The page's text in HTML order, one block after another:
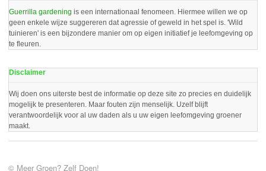
Guerrilla gardening is een internationaal fenomeen. Hiermee willen we op
geen enkele wijze suggereren dat agressie of geweld in het spel is. 'Wild
tuinieren' is een bijzondere manier om op eigen initiatief je leefomgeving op
te fleuren.
Disclaimer
Wij doen ons uiterste best de informatie op deze site zo precies en duidelijk
mogelijk te presenteren. Maar fouten zijn menselijk. Uzelf blijft
verantwoordelijk voor al uw daden als u uw eigen leefomgeving groener
maakt.
© Meer Groen? Zelf Doen!